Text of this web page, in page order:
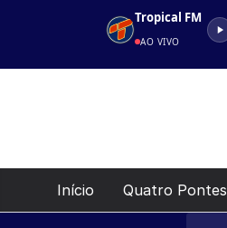
Tropical FM
AO VIVO
Início Quatro Pontes